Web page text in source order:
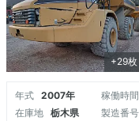
+29枚
年式 2007年 稼働時間
在庫地
栃木県 製造番号